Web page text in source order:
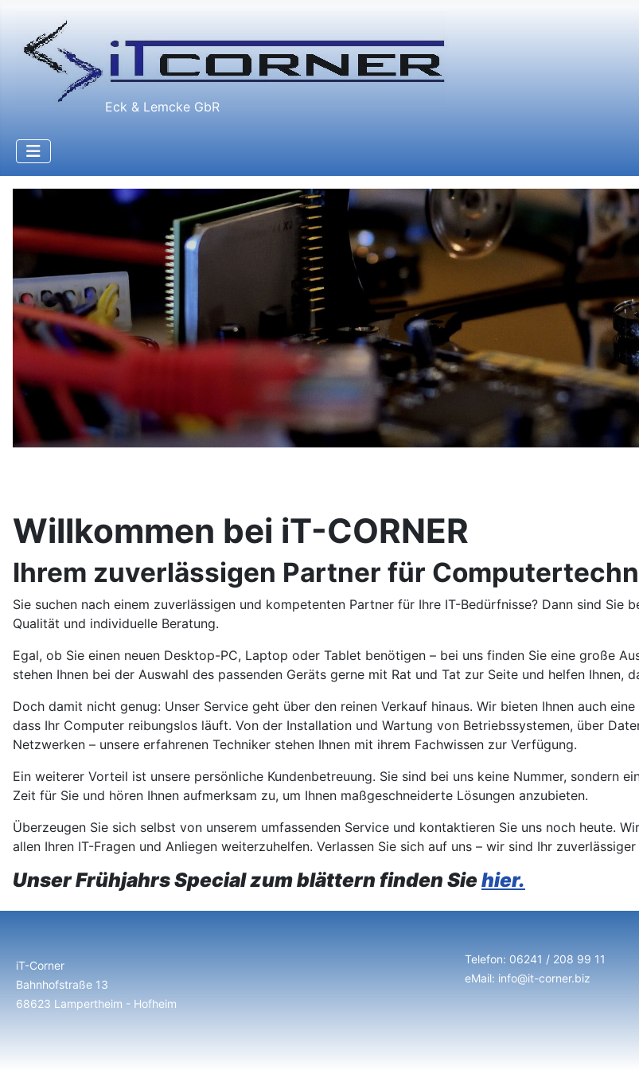
Eck & Lemcke GbR
Willkommen bei iT-CORNER
Ihrem zuverlässigen Partner für
Sie suchen nach einem zuverlässigen und kompetenten Partner für Ihre IT-Bedürfnisse? Dann sind
Qualität und individuelle Beratung.
Egal, ob Sie einen neuen Desktop-PC, Laptop oder Tablet benötigen – bei uns finden Sie eine große
stehen Ihnen bei der Auswahl des passenden Geräts gerne mit Rat und Tat zur Seite und helfen Ihnen,
Doch damit nicht genug: Unser Service geht über den reinen Verkauf hinaus. Wir bieten Ihnen auch
dass Ihr Computer reibungslos läuft. Von der Installation und Wartung von Betriebssystemen, über
Netzwerken – unsere erfahrenen Techniker stehen Ihnen mit ihrem Fachwissen zur Verfügung.
Ein weiterer Vorteil ist unsere persönliche Kundenbetreuung. Sie sind bei uns keine Nummer, sondern
Zeit für Sie und hören Ihnen aufmerksam zu, um Ihnen maßgeschneiderte Lösungen anzubieten.
Überzeugen Sie sich selbst von unserem umfassenden Service und kontaktieren Sie uns noch heute.
allen Ihren IT-Fragen und Anliegen weiterzuhelfen. Verlassen Sie sich auf uns – wir sind Ihr
Unser Frühjahrs Special zum blättern finden Siehier.
iT-Corner
Bahnhofstraße 13
68623 Lampertheim - Hofheim
Telefon: 06241 / 208 99 11
eMail: info@it-corner.biz